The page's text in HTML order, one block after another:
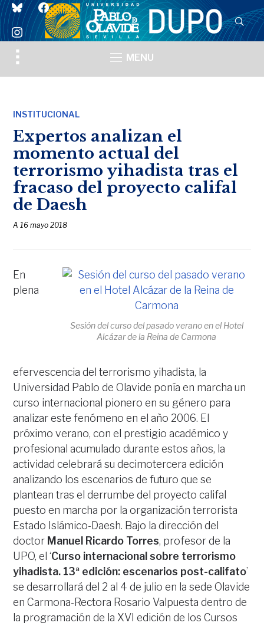
blueskyfacebook
instagram
Toggle
sidebar
MENU
INSTITUCIONAL
Expertos analizan el
momento actual del
terrorismo yihadista tras el
fracaso del proyecto califal
de Daesh
A16 mayo 2018
Sesión del curso del pasado verano en el Hotel
Alcázar de la Reina de Carmona
En
plena
efervescencia del terrorismo yihadista, la
Universidad Pablo de Olavide ponía en marcha un
curso internacional pionero en su género para
analizar este fenómeno en el año 2006. El
próximo verano, con el prestigio académico y
profesional acumulado durante estos años, la
actividad celebrará su decimotercera edición
analizando los escenarios de futuro que se
plantean tras el derrumbe del proyecto califal
puesto en marcha por la organización terrorista
Estado Islámico-Daesh. Bajo la dirección del
doctor Manuel Ricardo Torres, profesor de la
UPO, el ‘Curso internacional sobre terrorismo
yihadista. 13ª edición: escenarios post-califato’
se desarrollará del 2 al 4 de julio en la sede Olavide
en Carmona-Rectora Rosario Valpuesta dentro de
la programación de la XVI edición de los Cursos